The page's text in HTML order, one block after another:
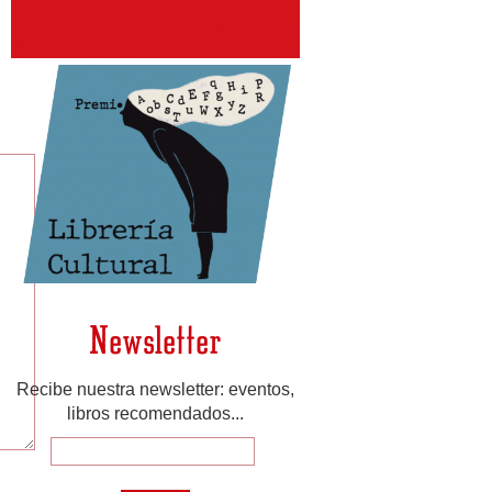
Newsletter
Recibe nuestra newsletter: eventos,
libros recomendados...